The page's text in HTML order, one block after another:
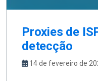
Proxies de
detecção
14 de fevereiro de